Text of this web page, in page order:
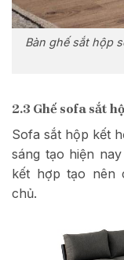
Bàn ghế sắt hộp
2.3 Ghế sofa sắt
Sofa sắt hộp kết
sáng tạo hiện
kết hợp tạo nên
chủ.